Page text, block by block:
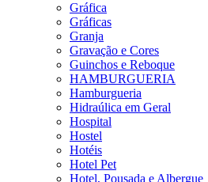
Gráfica
Gráficas
Granja
Gravação e Cores
Guinchos e Reboque
HAMBURGUERIA
Hamburgueria
Hidraúlica em Geral
Hospital
Hostel
Hotéis
Hotel Pet
Hotel, Pousada e Albergue